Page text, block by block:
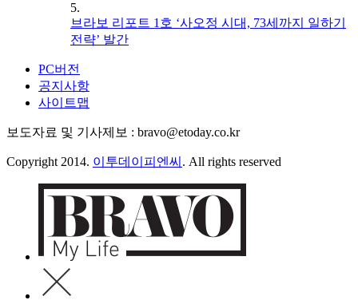
5.
브라보 리포트 1호 ‘사오정 시대, 73세까지 일하기
전략’ 발간
PC버전
공지사항
사이트맵
보도자료 및 기사제보 : bravo@etoday.co.kr
Copyright 2014. 이투데이피엔씨 . All rights reserved